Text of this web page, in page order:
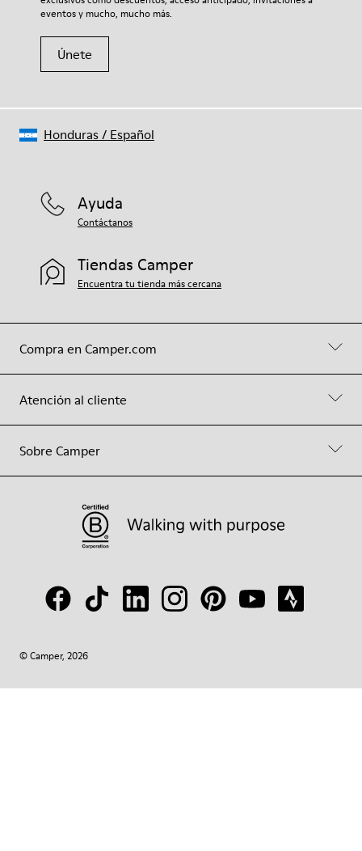
eventos y mucho, mucho más.
Únete
Compra en Camper.com
Atención al cliente
Sobre Camper
Ayuda
Contáctanos
Tiendas Camper
Encuentra tu tienda más cercana
© Camper, 2026
Honduras/ Español